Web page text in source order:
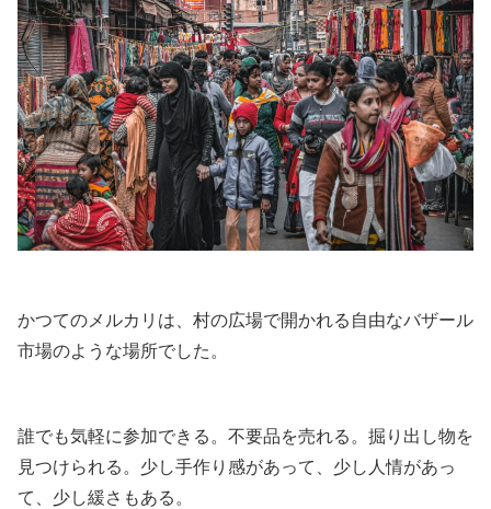
かつてのメルカリは、村の広場で開かれる自由なバザール
市場のような場所でした。
誰でも気軽に参加できる。不要品を売れる。掘り出し物を
見つけられる。少し手作り感があって、少し人情があっ
て、少し緩さもある。